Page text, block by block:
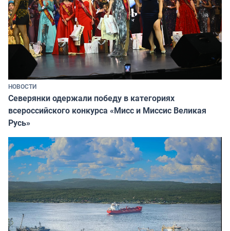
НОВОСТИ
Северянки одержали победу в категориях
всероссийского конкурса «Мисс и Миссис Великая
Русь»